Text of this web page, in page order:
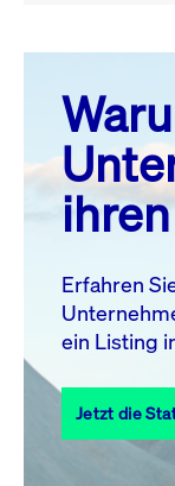
August
MO. DI.
3
4
10 11
17
18
31
Erfahren
ein Listing
Jetzt die